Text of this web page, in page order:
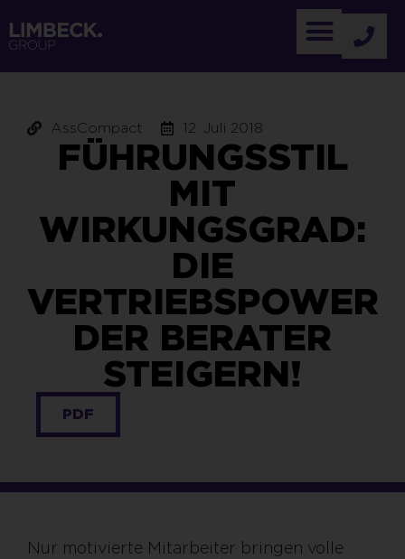
AssCompact 12. Juli 2018
FÜHRUNGSSTIL
MIT
WIRKUNGSGRAD:
DIE
VERTRIEBSPOWER
DER BERATER
STEIGERN!
PDF
Nur motivierte Mitarbeiter bringen volle